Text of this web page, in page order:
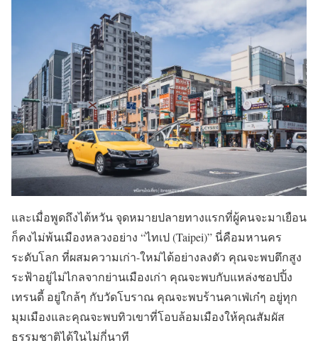
และเมื่อพูดถึงไต้หวัน จุดหมายปลายทางแรกที่ผู้คนจะมาเยือน
ก็คงไม่พ้นเมืองหลวงอย่าง “ไทเป (Taipei)” นี่คือมหานคร
ระดับโลก ที่ผสมความเก่า-ใหม่ได้อย่างลงตัว คุณจะพบตึกสูง
ระฟ้าอยู่ไม่ไกลจากย่านเมืองเก่า คุณจะพบกับแหล่งชอปปิ้ง
เทรนดี้ อยู่ใกล้ๆ กับวัดโบราณ คุณจะพบร้านคาเฟ่เก๋ๆ อยู่ทุก
มุมเมืองและคุณจะพบทิวเขาที่โอบล้อมเมืองให้คุณสัมผัส
ธรรมชาติได้ในไม่กี่นาที